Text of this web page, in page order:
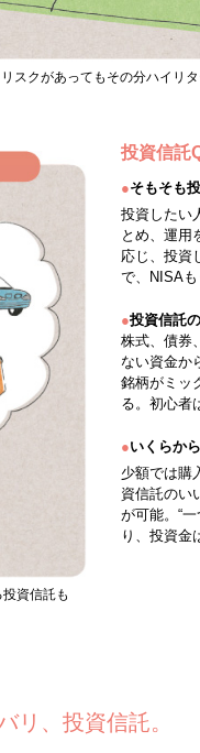
スクがあってもその分ハイリタ
資信託も
投資信託
●そもそも
投資したい
とめ、運用
応じ、投資
で、NISAも
●投資信託
株式、債券
ない資金か
銘柄がミッ
る。初心者
●いくらか
少額では購
資信託のい
が可能。“
り、投資金
リ、投資信託。